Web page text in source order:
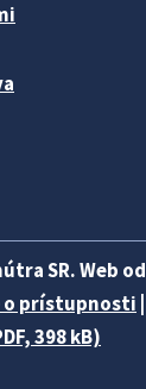
SR. Web od
o prístupnosti
398 kB)